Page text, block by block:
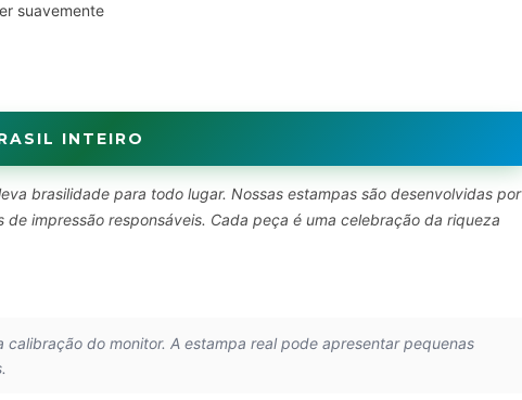
suavemente
INTEIRO
brasilidade para todo lugar. Nossas estampas são desenvolvidas por
impressão responsáveis. Cada peça é uma celebração da riqueza
do monitor. A estampa real pode apresentar pequenas